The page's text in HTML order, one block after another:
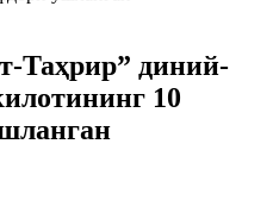
Таҳрир” диний-
10